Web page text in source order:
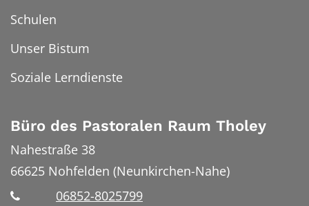
Schulen
Unser Bistum
Soziale Lerndienste
Büro des Pastoralen Raum Tholey
Nahestraße 38
66625 Nohfelden (Neunkirchen-Nahe)
06852-8025799